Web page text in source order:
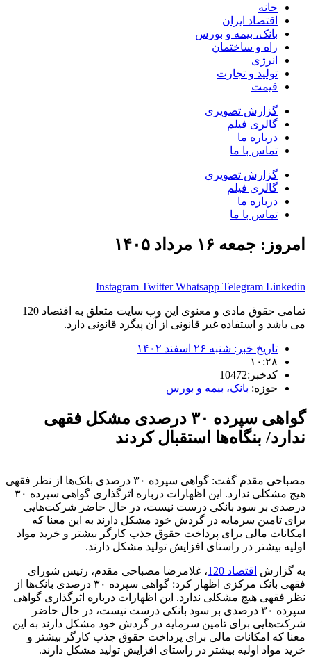
خانه
اقتصاد ایران
بانک، بیمه و بورس
راه و ساختمان
انرژی
تولید و تجارت
قیمت
گزارش تصویری
گالری فیلم
درباره ما
تماس با ما
گزارش تصویری
گالری فیلم
درباره ما
تماس با ما
امروز: جمعه ۱۶ مرداد ۱۴۰۵
Instagram Twitter Whatsapp Telegram Linkedin
تمامی حقوق مادی و معنوی این وب سایت متعلق به اقتصاد 120
می باشد و استفاده غیر قانونی از آن پیگرد قانونی دارد.
تاریخ خبر: شنبه ۲۶ اسفند ۱۴۰۲
۱۰:۲۸
کدخبر:10472
حوزه: بانک، بیمه و بورس
گواهی سپرده ۳۰ درصدی مشکل فقهی
ندارد/ بنگاه‌ها استقبال کردند
مصباحی مقدم گفت: گواهی سپرده ۳۰ درصدی بانک‌ها از نظر فقهی
هیچ مشکلی ندارد. این اظهارات درباره اثرگذاری گواهی سپرده ۳۰
درصدی بر سود بانکی درست نیست، در حال حاضر شرکت‌هایی
برای تامین سرمایه در گردش خود مشکل دارند به این معنا که
امکانات مالی برای پرداخت حقوق جذب کارگر بیشتر و خرید مواد
اولیه بیشتر در راستای افزایش تولید مشکل دارند.
به گزارش اقتصاد 120
، غلامرضا مصباحی مقدم، رئیس شورای
فقهی بانک مرکزی اظهار کرد: گواهی سپرده ۳۰ درصدی بانک‌ها از
نظر فقهی هیچ مشکلی ندارد. این اظهارات درباره اثرگذاری گواهی
سپرده ۳۰ درصدی بر سود بانکی درست نیست، در حال حاضر
شرکت‌هایی برای تامین سرمایه در گردش خود مشکل دارند به این
معنا که امکانات مالی برای پرداخت حقوق جذب کارگر بیشتر و
خرید مواد اولیه بیشتر در راستای افزایش تولید مشکل دارند.